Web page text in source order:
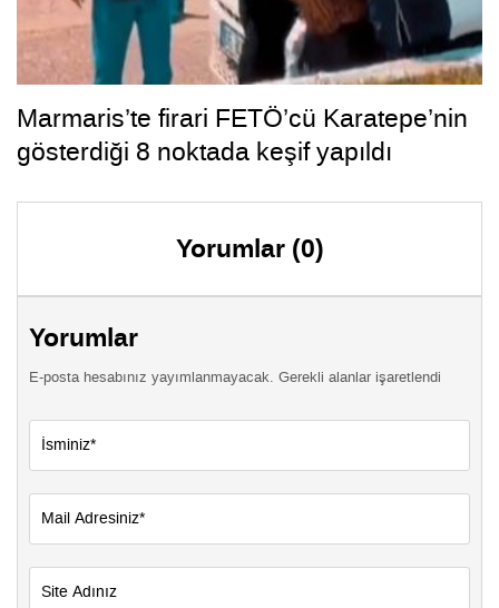
Marmaris’te firari FETÖ’cü Karatepe’nin
gösterdiği 8 noktada keşif yapıldı
Yorumlar (0)
Yorumlar
E-posta hesabınız yayımlanmayacak. Gerekli alanlar işaretlendi